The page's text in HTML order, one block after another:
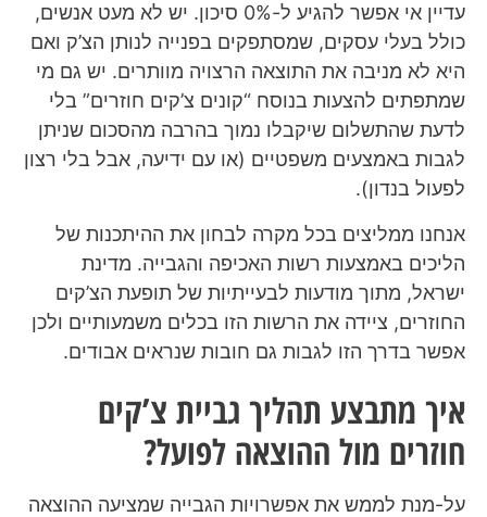
עדיין אי אפשר להגיע ל-0% סיכון. יש לא מעט אנשים,
כולל בעלי עסקים, שמסתפקים בפנייה לנותן הצ’ק ואם
היא לא מניבה את התוצאה הרצויה מוותרים. יש גם מי
שמתפתים להצעות בנוסח “קונים צ’קים חוזרים” בלי
לדעת שהתשלום שיקבלו נמוך בהרבה מהסכום שניתן
לגבות באמצעים משפטיים (או עם ידיעה, אבל בלי רצון
לפעול בנדון).
אנחנו ממליצים בכל מקרה לבחון את ההיתכנות של
הליכים באמצעות רשות האכיפה והגבייה. מדינת
ישראל, מתוך מודעות לבעייתיות של תופעת הצ’קים
החוזרים, ציידה את הרשות הזו בכלים משמעותיים ולכן
אפשר בדרך הזו לגבות גם חובות שנראים אבודים.
איך מתבצע תהליך גביית צ’קים
חוזרים מול ההוצאה לפועל?
על-מנת לממש את אפשרויות הגבייה שמציעה ההוצאה